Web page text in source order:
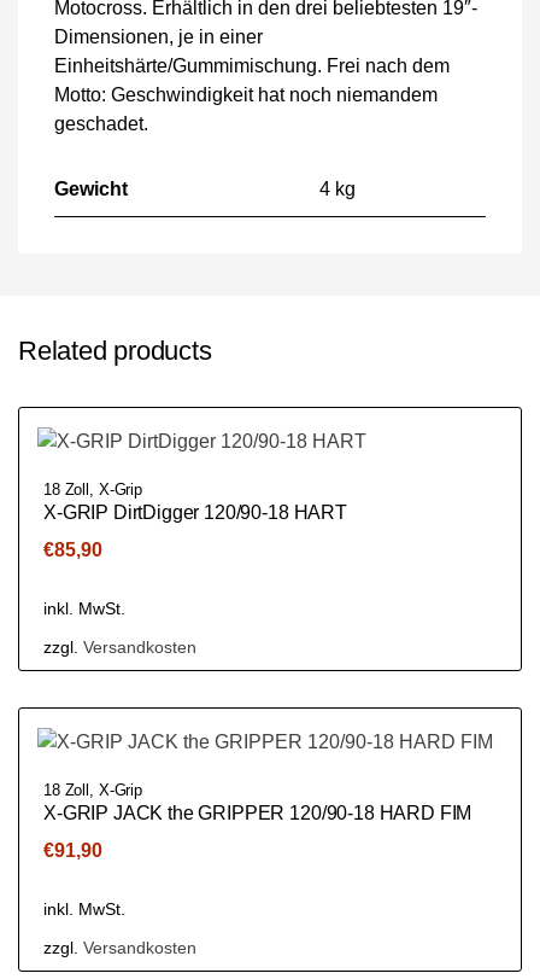
Motocross. Erhältlich in den drei beliebtesten 19″-
Dimensionen, je in einer
Einheitshärte/Gummimischung. Frei nach dem
Motto: Geschwindigkeit hat noch niemandem
geschadet.
Gewicht 4 kg
Related products
18 Zoll X-Grip
X-GRIP DirtDigger 120/90-18 HART
€85,90
inkl. MwSt.
zzgl. Versandkosten
18 Zoll X-Grip
X-GRIP JACK the GRIPPER 120/90-18 HARD FIM
€91,90
inkl. MwSt.
zzgl. Versandkosten